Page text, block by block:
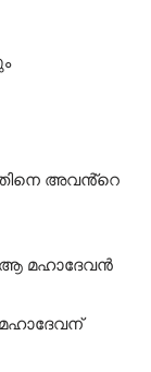
അവൻ്റെ
മഹാദേവൻ